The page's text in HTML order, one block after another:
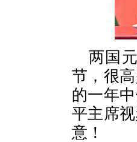
两国
节，很
的一年
平主席
意！